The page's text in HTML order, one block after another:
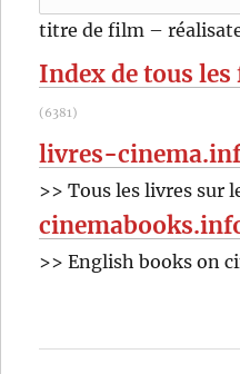
pour
:
titre de film –
Index de tous
(6381)
livres-
>> Tous les livres sur
>> English books on